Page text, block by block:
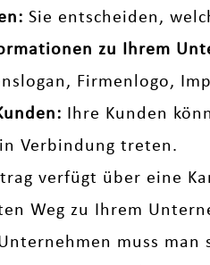
Sie entscheiden,
zu Ihrem
Firmenlogo,
Ihre Kunden
Verbindung treten.
verfügt über eine
Weg zu Ihrem
muss man